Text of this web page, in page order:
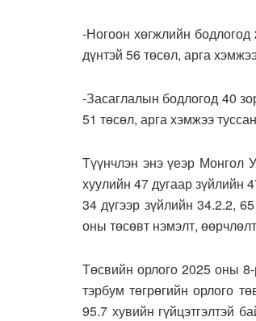
-Ногоон хөгжлийн бодлогод
дүнтэй 56 төсөл, арга
-Засаглалын бодлогод 40
51 төсөл, арга хэмжээ
Түүнчлэн энэ үеэр Монгол
хуулийн 47 дугаар зүйлийн
34 дүгээр зүйлийн 34.2.2,
оны төсөвт нэмэлт,
Төсвийн орлого 2025 оны
тэрбум төгрөгийн орлого
95.7 хувийн гүйцэтгэлтэй